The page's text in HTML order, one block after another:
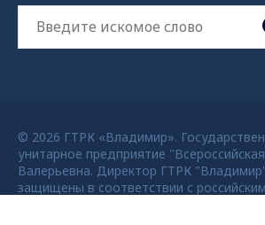
© 2026 ГТРК «Владимир».
унитарное предприятие
Валерьевна. Директор ГТРК
защищены в соответствии с